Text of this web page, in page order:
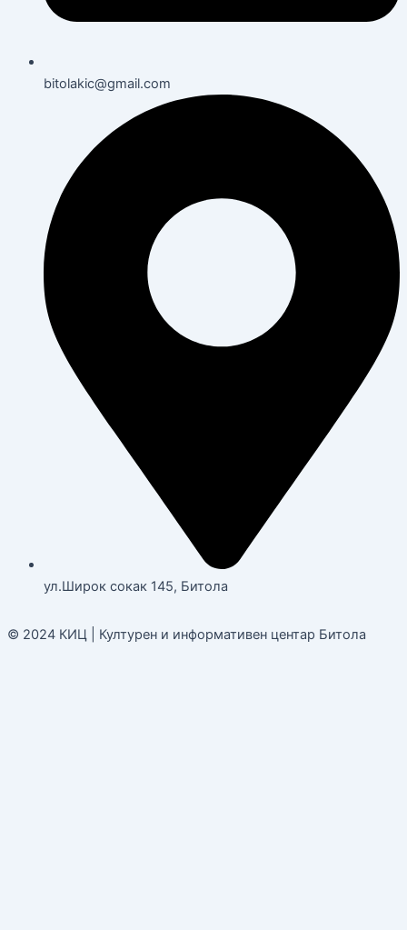
bitolakic@gmail.com
ул.Широк сокак 145, Битола
© 2024 КИЦ | Културен и информативен центар Битола